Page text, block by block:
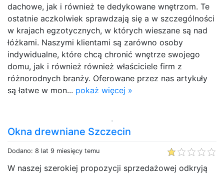
dachowe, jak i również te dedykowane wnętrzom. Te
ostatnie aczkolwiek sprawdzają się a w szczególności
w krajach egzotycznych, w których wieszane są nad
łóżkami. Naszymi klientami są zarówno osoby
indywidualne, które chcą chronić wnętrze swojego
domu, jak i również również właściciele firm z
różnorodnych branży. Oferowane przez nas artykuły
są łatwe w mon... pokaż więcej »
Okna drewniane Szczecin
Dodano: 8 lat 9 miesięcy temu
W naszej szerokiej propozycji sprzedażowej odkryją